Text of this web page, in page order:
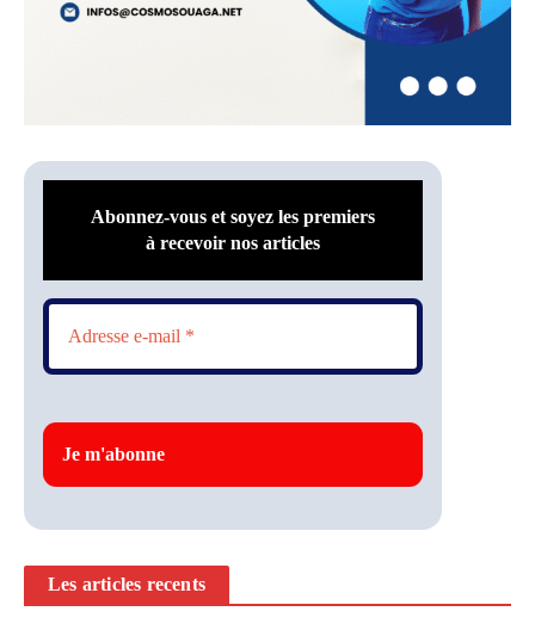
Abonnez-vous et soyez les premiers
à recevoir nos articles
Les articles recents